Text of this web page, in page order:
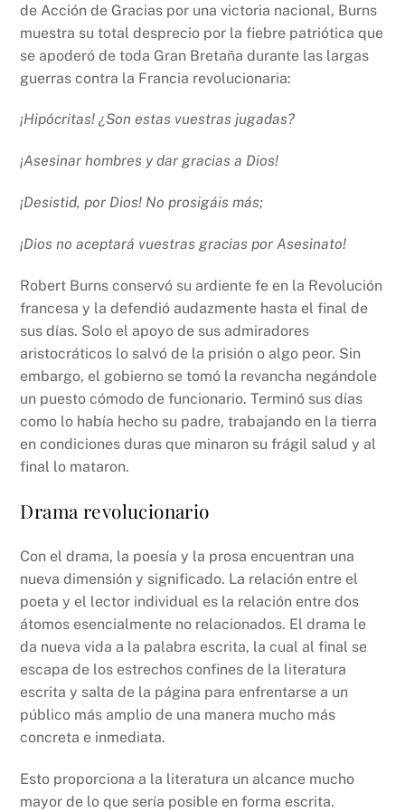
de Acción de Gracias por una victoria nacional, Burns
muestra su total desprecio por la fiebre patriótica que
se apoderó de toda Gran Bretaña durante las largas
guerras contra la Francia revolucionaria:
¡Hipócritas! ¿Son estas vuestras jugadas?
¡Asesinar hombres y dar gracias a Dios!
¡Desistid, por Dios! No prosigáis más;
¡Dios no aceptará vuestras gracias por Asesinato!
Robert Burns conservó su ardiente fe en la Revolución
francesa y la defendió audazmente hasta el final de
sus días. Solo el apoyo de sus admiradores
aristocráticos lo salvó de la prisión o algo peor. Sin
embargo, el gobierno se tomó la revancha negándole
un puesto cómodo de funcionario. Terminó sus días
como lo había hecho su padre, trabajando en la tierra
en condiciones duras que minaron su frágil salud y al
final lo mataron.
Drama revolucionario
Con el drama, la poesía y la prosa encuentran una
nueva dimensión y significado. La relación entre el
poeta y el lector individual es la relación entre dos
átomos esencialmente no relacionados. El drama le
da nueva vida a la palabra escrita, la cual al final se
escapa de los estrechos confines de la literatura
escrita y salta de la página para enfrentarse a un
público más amplio de una manera mucho más
concreta e inmediata.
Esto proporciona a la literatura un alcance mucho
mayor de lo que sería posible en forma escrita.